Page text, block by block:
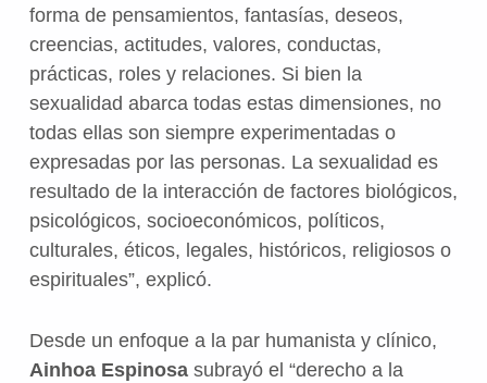
forma de pensamientos, fantasías, deseos,
creencias, actitudes, valores, conductas,
prácticas, roles y relaciones. Si bien la
sexualidad abarca todas estas dimensiones, no
todas ellas son siempre experimentadas o
expresadas por las personas. La sexualidad es
resultado de la interacción de factores biológicos,
psicológicos, socioeconómicos, políticos,
culturales, éticos, legales, históricos, religiosos o
espirituales”, explicó.
Desde un enfoque a la par humanista y clínico,
Ainhoa Espinosasubrayó el “derecho a la